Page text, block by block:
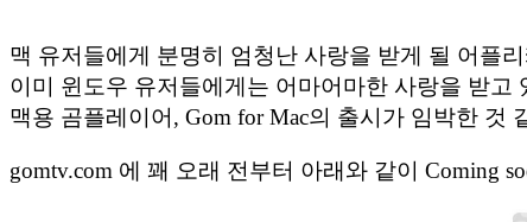
맥 유저들에게 분명히 엄청난 사랑을 받게 될 어플
이미 윈도우 유저들에게는 어마어마한 사랑을 받고
맥용 곰플레이어, Gom for Mac의 출시가 임박한 것
gomtv.com 에 꽤 오래 전부터 아래와 같이 Coming